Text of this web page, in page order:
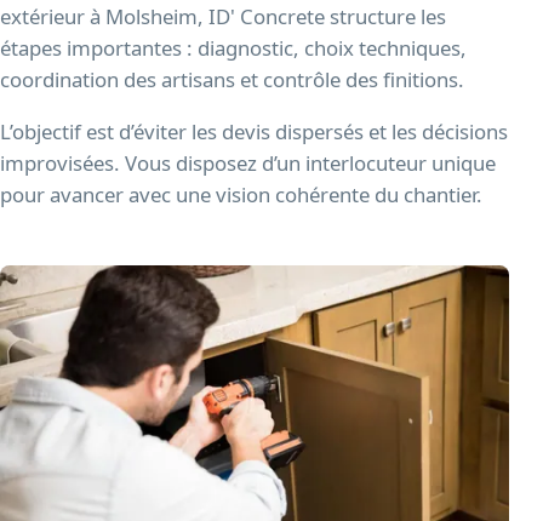
extérieur à Molsheim, ID' Concrete structure les
étapes importantes : diagnostic, choix techniques,
coordination des artisans et contrôle des finitions.
L’objectif est d’éviter les devis dispersés et les décisions
improvisées. Vous disposez d’un interlocuteur unique
pour avancer avec une vision cohérente du chantier.